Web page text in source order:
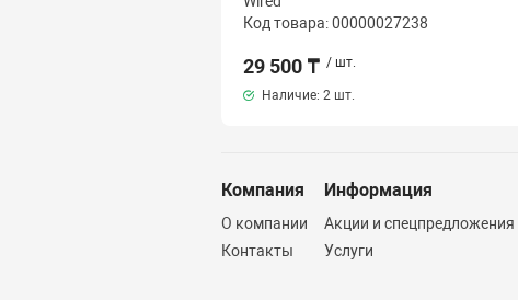
Код товара: 00000027238
29 500 ₸ / шт.
Наличие: 2 шт.
Компания
О компании
Контакты
Информация
Акции и спецпредложения
Услуги